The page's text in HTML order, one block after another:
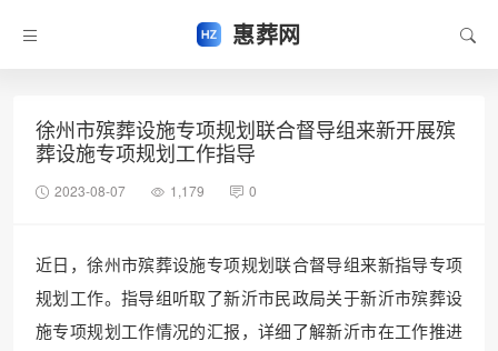
惠葬网
徐州市殡葬设施专项规划联合督导组来新开展殡
葬设施专项规划工作指导
2023-08-07 1,179 0
近日，徐州市殡葬设施专项规划联合督导组来新指导专项
规划工作。指导组听取了新沂市民政局关于新沂市殡葬设
施专项规划工作情况的汇报，详细了解新沂市在工作推进